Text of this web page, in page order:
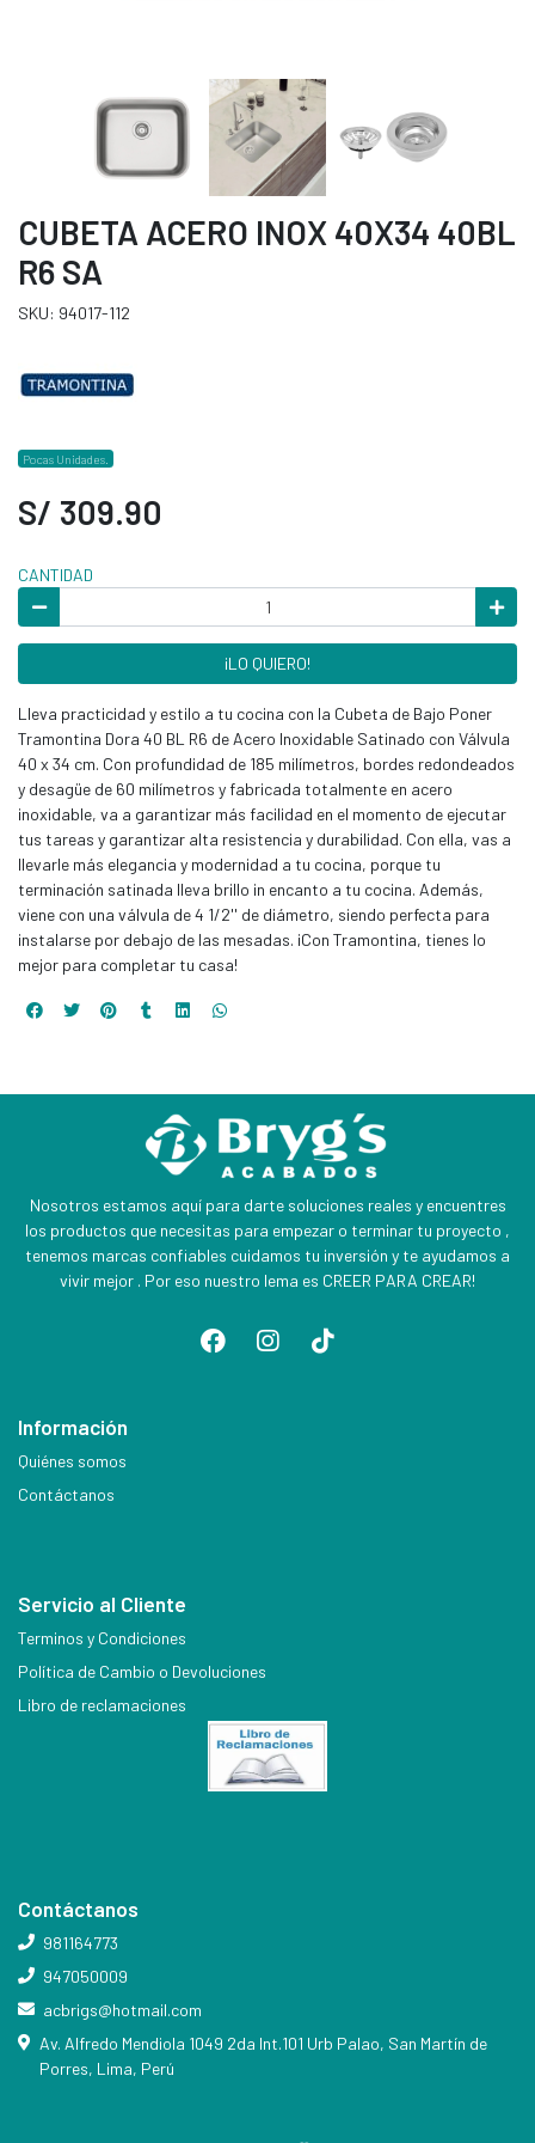
CUBETA ACERO INOX 40X34 40BL
R6 SA
SKU: 94017-112
Pocas Unidades.
S/ 309.90
CANTIDAD
¡LO QUIERO!
Lleva practicidad y estilo a tu cocina con la Cubeta de Bajo Poner
Tramontina Dora 40 BL R6 de Acero Inoxidable Satinado con Válvula
40 x 34 cm. Con profundidad de 185 milímetros, bordes redondeados
y desagüe de 60 milímetros y fabricada totalmente en acero
inoxidable, va a garantizar más facilidad en el momento de ejecutar
tus tareas y garantizar alta resistencia y durabilidad. Con ella, vas a
llevarle más elegancia y modernidad a tu cocina, porque tu
terminación satinada lleva brillo in encanto a tu cocina. Además,
viene con una válvula de 4 1/2'' de diámetro, siendo perfecta para
instalarse por debajo de las mesadas. ¡Con Tramontina, tienes lo
mejor para completar tu casa!
Nosotros estamos aquí para darte soluciones reales y encuentres
los productos que necesitas para empezar o terminar tu proyecto ,
tenemos marcas confiables cuidamos tu inversión y te ayudamos a
vivir mejor . Por eso nuestro lema es CREER PARA CREAR!
Información
Quiénes somos
Contáctanos
Servicio al Cliente
Terminos y Condiciones
Política de Cambio o Devoluciones
Libro de reclamaciones
Contáctanos
981164773
947050009
acbrigs@hotmail.com
Av. Alfredo Mendiola 1049 2da Int.101 Urb Palao, San Martín de
Porres, Lima, Perú